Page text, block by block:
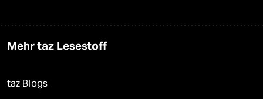
Mehr taz Lesestoff
taz Blogs